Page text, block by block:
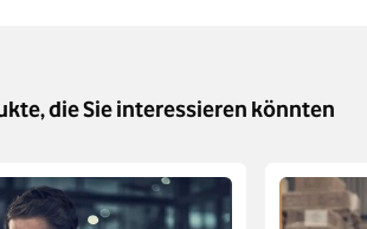
die Sie interessieren könnten